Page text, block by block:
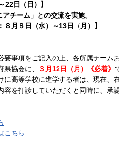
22日（日）】
チーム」との交流を実施。
月８日（水）～13日（月）】
要事項をご記入の上、各所属チーム
協会に、
３月12日（月）《必着》
に高等学校に進学する者は、現在、
容を打診していただくと同時に、承
こちら